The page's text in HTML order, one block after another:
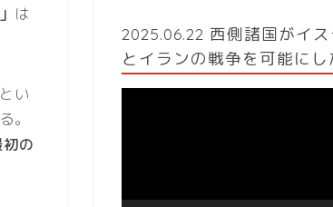
は
い
。
の
2025.06.22 西側諸国がイ
とイランの戦争を可能にし
ヤ